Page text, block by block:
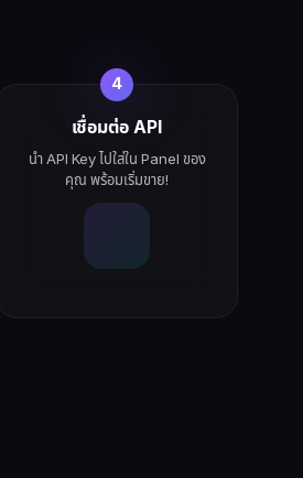
4
เชื่อมต่อ API
นำ API Key ไปใส่ใน Panel ของ
คุณ พร้อมเริ่มขาย!